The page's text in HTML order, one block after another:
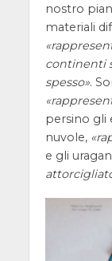
nostro
materiali
continenti
spesso .
persino gli
nuvole,
e gli